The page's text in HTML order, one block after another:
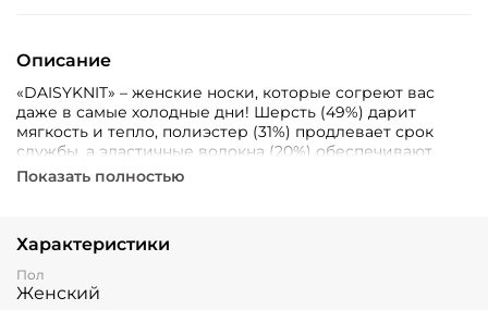
Описание
«DAISYKNIT» – женские носки, которые согреют вас
даже в самые холодные дни! Шерсть (49%) дарит
мягкость и тепло, полиэстер (31%) продлевает срок
службы, а эластичные волокна (20%) обеспечивают
идеальную посадку. Элегантно-коричневые оттенки
Показать полностью
Характеристики
Пол
Женский